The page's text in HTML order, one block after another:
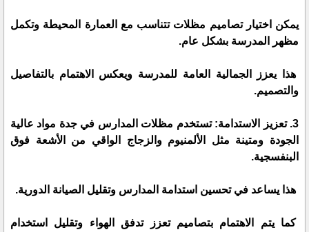
يمكن اختيار تصاميم مظلات تتناسب مع العمارة المحيطة وتكمل
مظهر المدرسة بشكل عام.
هذا يعزز الجمالية العامة للمدرسة ويعكس الاهتمام بالتفاصيل
والتصميم.
3. تعزيز الاستدامة: تستخدم مظلات المدارس في جدة مواد عالية
الجودة ومتينة مثل الألمنيوم والزجاج الواقي من الأشعة فوق
البنفسجية.
هذا يساعد في تحسين استدامة المدارس وتقليل الصيانة الدورية.
كما يتم الاهتمام بتصاميم تعزز تدفق الهواء وتقليل استخدام